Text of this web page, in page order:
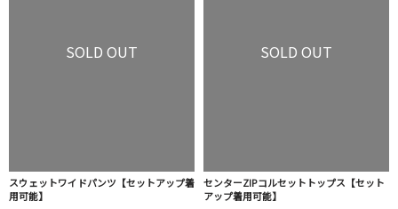
SOLD OUT
スウェットワイドパンツ【セットアップ着
用可能】
SOLD OUT
センターZIPコルセットトップス【セット
アップ着用可能】